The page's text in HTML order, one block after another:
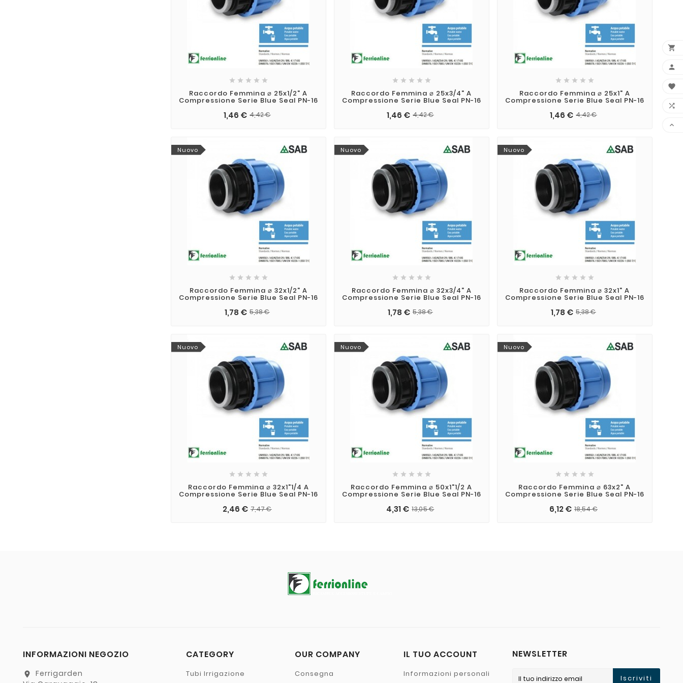
    
Raccordo Femmina ⌀ 25x1/2" A
Compressione Serie Blue Seal PN-16
1,46 € 4,42 €
    
Raccordo Femmina ⌀ 25x3/4" A
Compressione Serie Blue Seal PN-16
1,46 € 4,42 €
    
Raccordo Femmina ⌀ 25x1" A
Compressione Serie Blue Seal PN-16
1,46 € 4,42 €
Nuovo
    
Raccordo Femmina ⌀ 32x1/2" A
Compressione Serie Blue Seal PN-16
1,78 € 5,38 €
Nuovo
    
Raccordo Femmina ⌀ 32x3/4" A
Compressione Serie Blue Seal PN-16
1,78 € 5,38 €
Nuovo
    
Raccordo Femmina ⌀ 32x1" A
Compressione Serie Blue Seal PN-16
1,78 € 5,38 €
Nuovo
    
Raccordo Femmina ⌀ 32x1"1/4 A
Compressione Serie Blue Seal PN-16
2,46 € 7,47 €
Nuovo
    
Raccordo Femmina ⌀ 50x1"1/2 A
Compressione Serie Blue Seal PN-16
4,31 € 13,05 €
Nuovo
    
Raccordo Femmina ⌀ 63x2" A
Compressione Serie Blue Seal PN-16
6,12 € 18,54 €
INFORMAZIONI NEGOZIO
location_on
Ferrigarden
CATEGORY
Tubi Irrigazione
OUR COMPANY
Consegna
IL TUO ACCOUNT
Informazioni personali
NEWSLETTER
Iscriviti




